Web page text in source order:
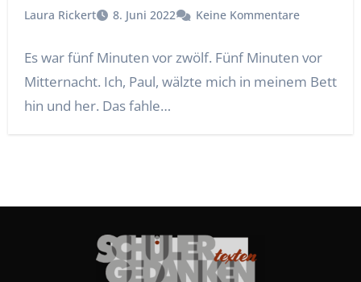
Laura Rickert 8. Juni 2022 Keine Kommentare
Es war fünf Minuten vor zwölf. Fünf Minuten vor
Mitternacht. Ich, Paul, wälzte mich in meinem Bett
hin und her. Das fahle…